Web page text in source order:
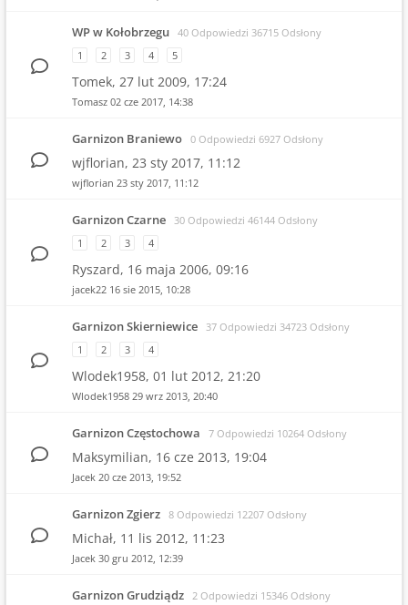
WP w Kołobrzegu 40 Odpowiedzi 36715 Odsłony
1
2 3 4 5
Tomek, 27 lut 2009, 17:24
Tomasz 02 cze 2017, 14:38
Garnizon Braniewo 0 Odpowiedzi 6927 Odsłony
wjflorian, 23 sty 2017, 11:12
wjflorian 23 sty 2017, 11:12
Garnizon Czarne 30 Odpowiedzi 46144 Odsłony
1
2 3 4
Ryszard, 16 maja 2006, 09:16
jacek22 16 sie 2015, 10:28
Garnizon Skierniewice 37 Odpowiedzi 34723 Odsłony
1
2 3 4
Wlodek1958, 01 lut 2012, 21:20
Wlodek1958 29 wrz 2013, 20:40
Garnizon Częstochowa 7 Odpowiedzi 10264 Odsłony
Maksymilian, 16 cze 2013, 19:04
Jacek 20 cze 2013, 19:52
Garnizon Zgierz 8 Odpowiedzi 12207 Odsłony
Michał, 11 lis 2012, 11:23
Jacek 30 gru 2012, 12:39
Garnizon Grudziądz 2 Odpowiedzi 15346 Odsłony